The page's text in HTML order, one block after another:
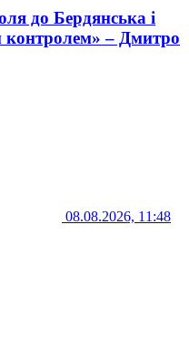
до Бердянська і
контролем» – Дмитро
08.08.2026, 11:48